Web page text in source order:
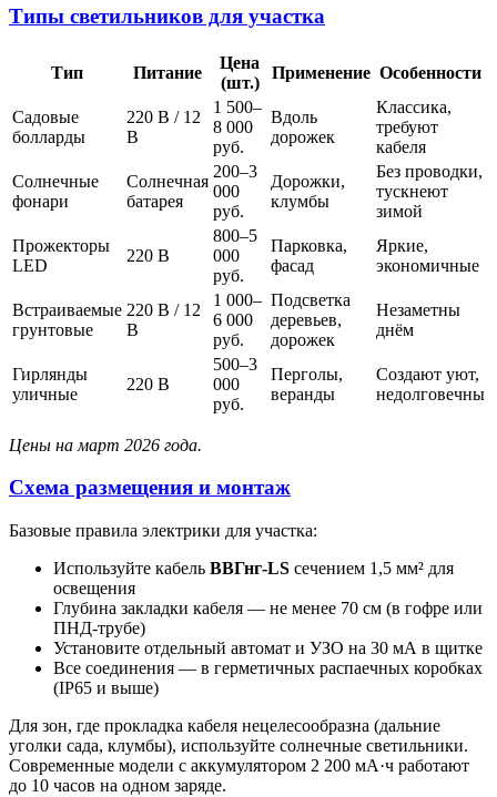
Типы светильников для участка
Тип Питание
Цена
(шт.)
Применение Особенности
Садовые
болларды
220 В / 12
В
1 500–
8 000
руб.
Вдоль
дорожек
Классика,
требуют
кабеля
Солнечные
фонари
Солнечная
батарея
200–3
000
руб.
Дорожки,
клумбы
Без проводки,
тускнеют
зимой
Прожекторы
LED
220 В
800–5
000
руб.
Парковка,
фасад
Яркие,
экономичные
Встраиваемые
грунтовые
220 В / 12
В
1 000–
6 000
руб.
Подсветка
деревьев,
дорожек
Незаметны
днём
Гирлянды
уличные
220 В
500–3
000
руб.
Перголы,
веранды
Создают уют,
недолговечны
Цены на март 2026 года.
Схема размещения и монтаж
Базовые правила электрики для участка:
Используйте кабель ВВГнг-LS сечением 1,5 мм² для
освещения
Глубина закладки кабеля — не менее 70 см (в гофре или
ПНД-трубе)
Установите отдельный автомат и УЗО на 30 мА в щитке
Все соединения — в герметичных распаечных коробках
(IP65 и выше)
Для зон, где прокладка кабеля нецелесообразна (дальние
уголки сада, клумбы), используйте солнечные светильники.
Современные модели с аккумулятором 2 200 мА·ч работают
до 10 часов на одном заряде.